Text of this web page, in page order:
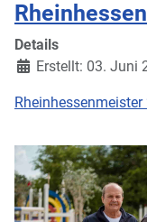
Details
Erstellt: 03. Juni
Rheinhessenmeister